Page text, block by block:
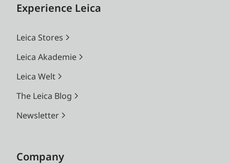
Experience Leica
Leica Stores
Leica Akademie
Leica Welt
The Leica Blog
Newsletter
Company